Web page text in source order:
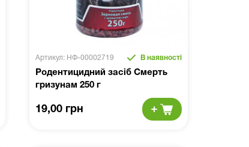
Артикул: НФ-00002719 В наявності
Родентицидний засіб Смерть
гризунам 250 г
19,00 грн